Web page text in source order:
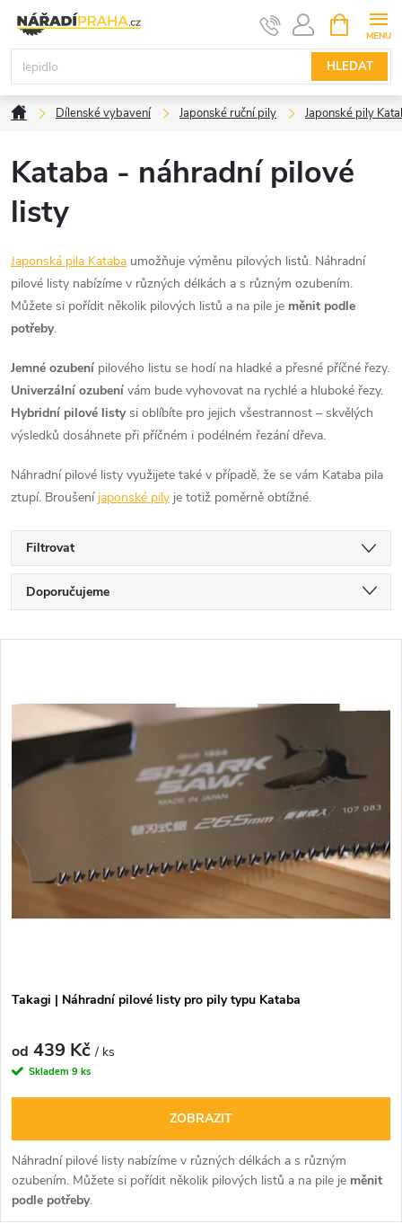
obsah
HLEDAT
NÁKUPNÍ
KOŠÍK
DomůDílenské vybavení Japonské ruční pily Japonské pily
Kataba - náhradní pilové
listy
Japonská pila Kataba umožňuje výměnu pilových listů. Náhradní
pilové listy nabízíme v různých délkách a s různým ozubením.
Můžete si pořídit několik pilových listů a na pile je měnit podle
potřeby.
Jemné ozubení pilového listu se hodí na hladké a přesné příčné řezy.
Univerzální ozubení vám bude vyhovovat na rychlé a hluboké řezy.
Hybridní pilové listysi oblíbíte pro jejich všestrannost – skvělých
výsledků dosáhnete při příčném i podélném řezání dřeva.
Náhradní pilové listy využijete také v případě, že se vám Kataba pila
ztupí. Broušení japonské pily je totiž poměrně obtížné.
Filtrovat
Ř
a
e
n
p
r
d
u
k
t
ů
Doporučujeme
Nejprodávanější
Abecedně
ý
p
i
s
p
r
d
u
k
t
ů
Takagi | Náhradní pilové listy pro pily typu Kataba
od 439 Kč/ ks
Skladem 9 ks
ZOBRAZIT
Náhradní pilové listy nabízíme v různých délkách a s různým
ozubením. Můžete si pořídit několik pilových listů a na pile je měnit
podle potřeby.